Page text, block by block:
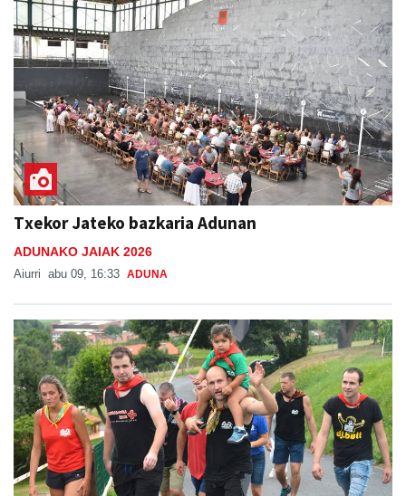
Txekor Jateko bazkaria Adunan
ADUNAKO JAIAK 2026
Aiurri abu 09, 16:33 ADUNA